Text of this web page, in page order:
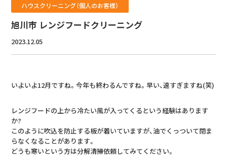
ハウスクリーニング（個人のお客様）
旭川市 レンジフードクリーニング
2023.12.05
いよいよ12月ですね。今年も終わるんですね。早い、速すぎますね(笑)
レンジフードの上から冷たい風が入ってくるという経験はあります
か?
このように吹込を防止する板が着いていますが、油でくっついて閉ま
らなくなることがあります。
どうも寒いという方は分解清掃依頼してみてください。